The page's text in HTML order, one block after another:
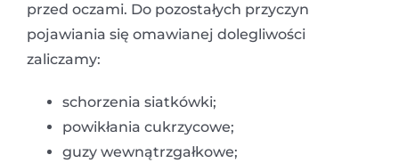
przed oczami. Do pozostałych przyczyn
pojawiania się omawianej dolegliwości
zaliczamy:
schorzenia siatkówki;
powikłania cukrzycowe;
guzy wewnątrzgałkowe;